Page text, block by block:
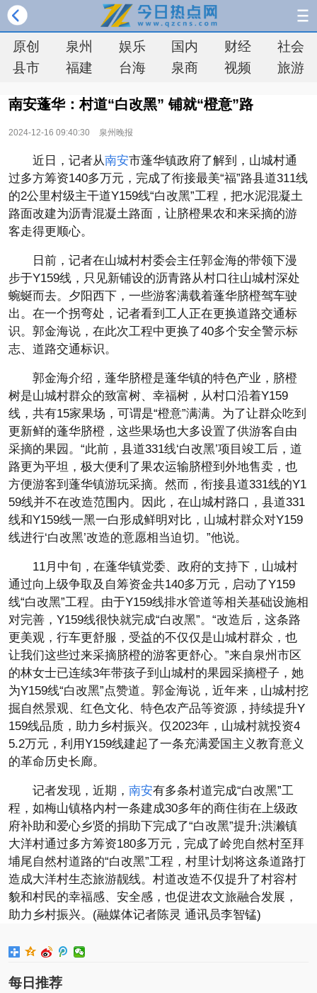
原创 泉州 娱乐 国内 财经
社会
县市
福建 台海 泉商 视频 旅游
南安蓬华：村道“白改黑” 铺就“橙意”路
2024-12-16 09:40:30 泉州晚报
近日，记者从南安市蓬华镇政府了解到，山城村通
过多方筹资140多万元，完成了衔接最美“福”路县道311线
的2公里村级主干道Y159线“白改黑”工程，把水泥混凝土
路面改建为沥青混凝土路面，让脐橙果农和来采摘的游
客走得更顺心。
日前，记者在山城村村委会主任郭金海的带领下漫
步于Y159线，只见新铺设的沥青路从村口往山城村深处
蜿蜒而去。夕阳西下，一些游客满载着蓬华脐橙驾车驶
出。在一个拐弯处，记者看到工人正在更换道路交通标
识。郭金海说，在此次工程中更换了40多个安全警示标
志、道路交通标识。
郭金海介绍，蓬华脐橙是蓬华镇的特色产业，脐橙
树是山城村群众的致富树、幸福树，从村口沿着Y159
线，共有15家果场，可谓是“橙意”满满。为了让群众吃到
更新鲜的蓬华脐橙，这些果场也大多设置了供游客自由
采摘的果园。“此前，县道331线‘白改黑’项目竣工后，道
路更为平坦，极大便利了果农运输脐橙到外地售卖，也
方便游客到蓬华镇游玩采摘。然而，衔接县道331线的Y1
59线并不在改造范围内。因此，在山城村路口，县道331
线和Y159线一黑一白形成鲜明对比，山城村群众对Y159
线进行‘白改黑’改造的意愿相当迫切。”他说。
11月中旬，在蓬华镇党委、政府的支持下，山城村
通过向上级争取及自筹资金共140多万元，启动了Y159
线“白改黑”工程。由于Y159线排水管道等相关基础设施相
对完善，Y159线很快就完成“白改黑”。“改造后，这条路
更美观，行车更舒服，受益的不仅仅是山城村群众，也
让我们这些过来采摘脐橙的游客更舒心。”来自泉州市区
的林女士已连续3年带孩子到山城村的果园采摘橙子，她
为Y159线“白改黑”点赞道。郭金海说，近年来，山城村挖
掘自然景观、红色文化、特色农产品等资源，持续提升Y
159线品质，助力乡村振兴。仅2023年，山城村就投资4
5.2万元，利用Y159线建起了一条充满爱国主义教育意义
的革命历史长廊。
记者发现，近期， 南安有多条村道完成“白改黑”工
程，如梅山镇格内村一条建成30多年的商住街在上级政
府补助和爱心乡贤的捐助下完成了“白改黑”提升;洪濑镇
大洋村通过多方筹资180多万元，完成了岭兜自然村至拜
埔尾自然村道路的“白改黑”工程，村里计划将这条道路打
造成大洋村生态旅游靓线。村道改造不仅提升了村容村
貌和村民的幸福感、安全感，也促进农文旅融合发展，
助力乡村振兴。(融媒体记者陈灵 通讯员李智锰)
每日推荐